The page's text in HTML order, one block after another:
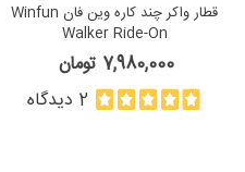
قطار واکر چند کاره وین فان Winfun
Walker Ride-On
7,980,000 تومان
2 دیدگاه